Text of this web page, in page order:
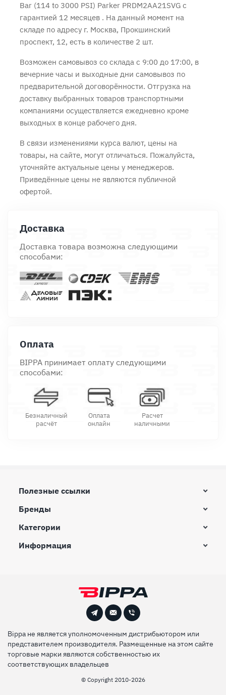
Bar (114 to 3000 PSI) Parker PRDM2AA21SVG с
гарантией 12 месяцев . На данный момент на
складе по адресу г. Москва, Прокшинский
проспект, 12, есть в количестве 2 шт.
Возможен самовывоз со склада с 9:00 до 17:00, в
вечерние часы и выходные дни самовывоз по
предварительной договорённости. Отгрузка на
доставку выбранных товаров транспортными
компаниями осуществляется ежедневно кроме
выходных в конце рабочего дня.
В связи изменениями курса валют, цены на
товары, на сайте, могут отличаться. Пожалуйста,
уточняйте актуальные цены у менеджеров.
Приведённые цены не являются публичной
офертой.
Доставка
Доставка товара возможна следующими
способами:
Оплата
BIPPA принимает оплату следующими
способами:
Безналичный
расчёт
Оплата
онлайн
Расчет
наличными
Полезные ссылки
Бренды
Категории
Информация
© Сopyright 2010-2026
Bippa не является уполномоченным дистрибьютором или
представителем производителя. Размещенные на этом сайте
торговые марки являются собственностью их
соответствующих владельцев